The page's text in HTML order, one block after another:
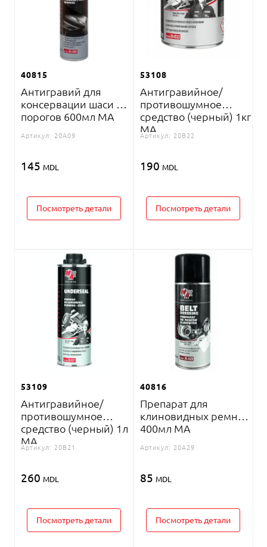
40815
Антигравий для
консервации шаси и
порогов 600мл MA
Артикул: 20A09
145 MDL
Посмотреть детали
53108
Антигравийное/
противошумное
средство (черный) 1кг
MA
Артикул: 20B22
190 MDL
Посмотреть детали
53109
Антигравийное/
противошумное
средство (черный) 1л
MA
Артикул: 20B21
260 MDL
Посмотреть детали
40816
Препарат для
клиновидных ремней
400мл MA
Артикул: 20A29
85 MDL
Посмотреть детали